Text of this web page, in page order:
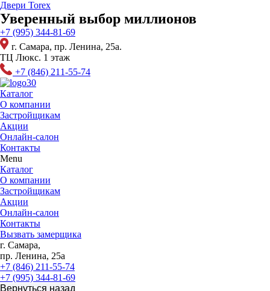
Перейти
к
содержимому
Двери Torex
Уверенный выбор миллионов
+7 (995) 344-81-69
г. Самара, пр. Ленина, 25а.
ТЦ Люкс. 1 этаж
+7 (846) 211-55-74
Каталог
О компании
Застройщикам
Акции
Онлайн-салон
Контакты
Menu
Каталог
О компании
Застройщикам
Акции
Онлайн-салон
Контакты
Вызвать замерщика
г. Самара,
пр. Ленина, 25а
+7 (846) 211-55-74
+7 (995) 344-81-69